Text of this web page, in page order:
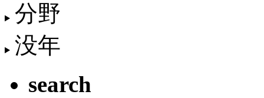
分野
没年
search